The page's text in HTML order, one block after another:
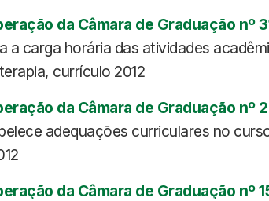
da Câmara de Graduação nº
a carga horária das atividades
currículo 2012
da Câmara de Graduação nº
adequações curriculares no
da Câmara de Graduação nº